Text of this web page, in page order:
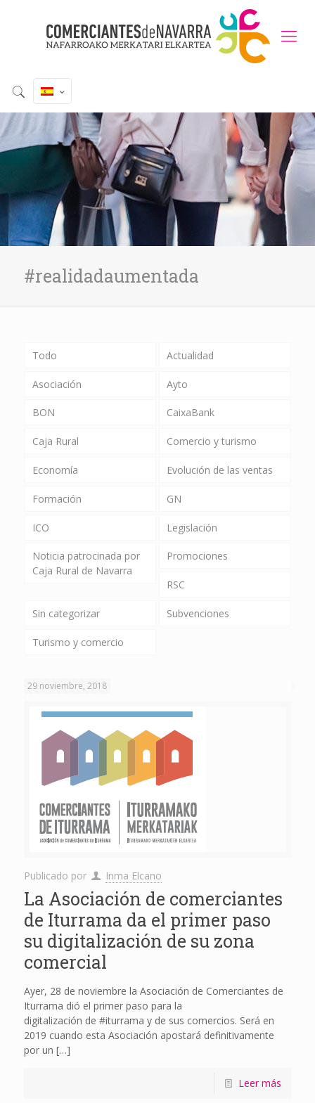
#realidadaumentada
Todo Actualidad
Asociación Ayto
BON CaixaBank
Caja Rural Comercio y turismo
Economía Evolución de las ventas
Formación GN
ICO Legislación
Noticia patrocinada por
Caja Rural de Navarra
Promociones
RSC
Sin categorizar Subvenciones
Turismo y comercio
29 noviembre, 2018
Publicado por Inma Elcano
La Asociación de comerciantes
de Iturrama da el primer paso
su digitalización de su zona
comercial
Ayer, 28 de noviembre la Asociación de Comerciantes de
Iturrama dió el primer paso para la
digitalización de #iturrama y de sus comercios. Será en
2019 cuando esta Asociación apostará definitivamente
por un […]
Leer más